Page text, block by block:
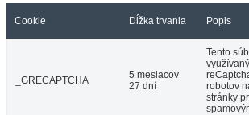
Cookie Dĺžka trvania Popis
_GRECAPTCHA
5 mesiacov
27 dní
Tento
robotov
stránky